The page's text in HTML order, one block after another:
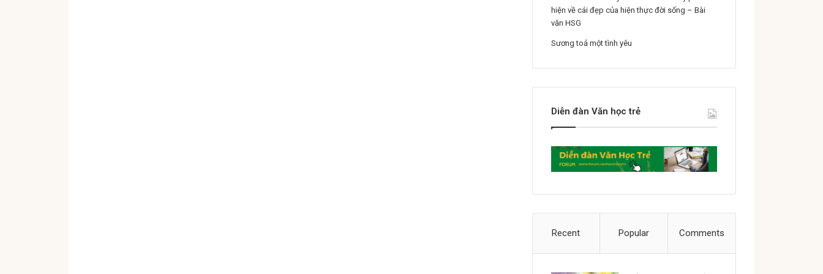
hiện về cái đẹp của hiện thực đời sống – Bài
văn HSG
Sương toả một tình yêu
Diễn đàn Văn học trẻ
Recent Popular Comments